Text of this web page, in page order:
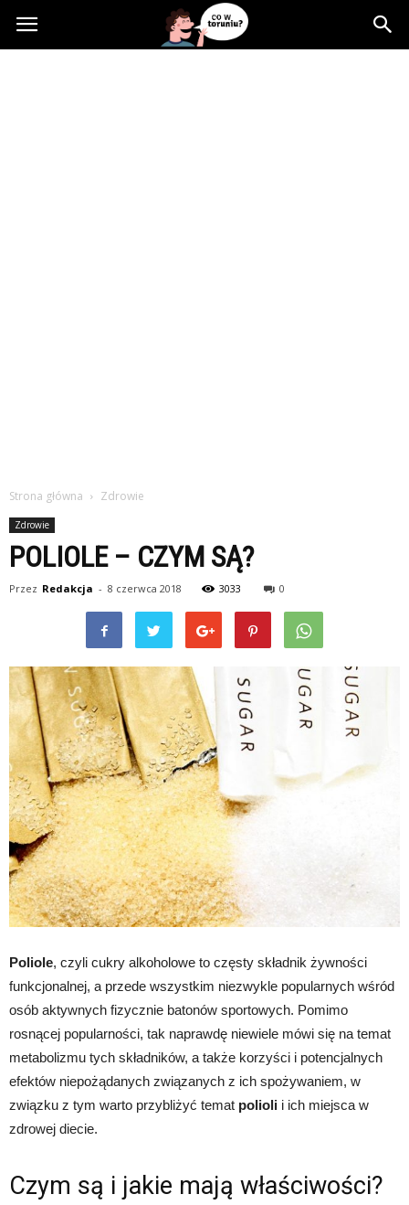
Cowtoruniu.pl
Strona główna Zdrowie
Zdrowie
POLIOLE – CZYM SĄ?
Przez Redakcja - 8 czerwca 2018 3033 0
Poliole, czyli cukry alkoholowe to częsty składnik żywności
funkcjonalnej, a przede wszystkim niezwykle popularnych wśród
osób aktywnych fizycznie batonów sportowych. Pomimo
rosnącej popularności, tak naprawdę niewiele mówi się na temat
metabolizmu tych składników, a także korzyści i potencjalnych
efektów niepożądanych związanych z ich spożywaniem, w
związku z tym warto przybliżyć temat polioli i ich miejsca w
zdrowej diecie.
Czym są i jakie mają właściwości?